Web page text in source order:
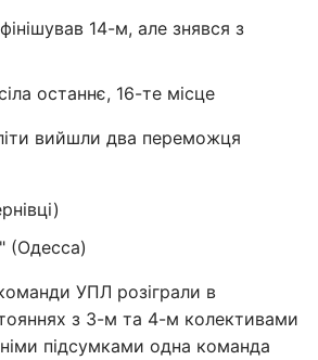
14-м, але знявся з
останнє, 16-те місце
вийшли два переможця
(Одесса)
УПЛ розіграли в
з 3-м та 4-м колективами
підсумками одна команда